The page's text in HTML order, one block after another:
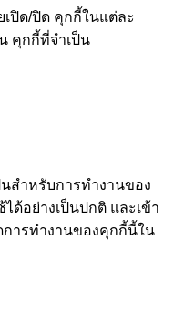
ปิด/ปิด คุกกี้ในแต่ละ
คุกกี้ที่จำเป็น
สำหรับการทำงานของ
ด้อย่างเป็นปกติ และเข้า
ารทำงานของคุกกี้นี้ใน